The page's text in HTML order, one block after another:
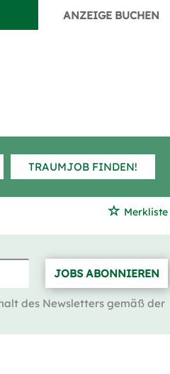
ANZEIGE BUCHEN
TRAUMJOB FINDEN!
Merkliste
JOBS ABONNIEREN
des Newsletters gemäß der